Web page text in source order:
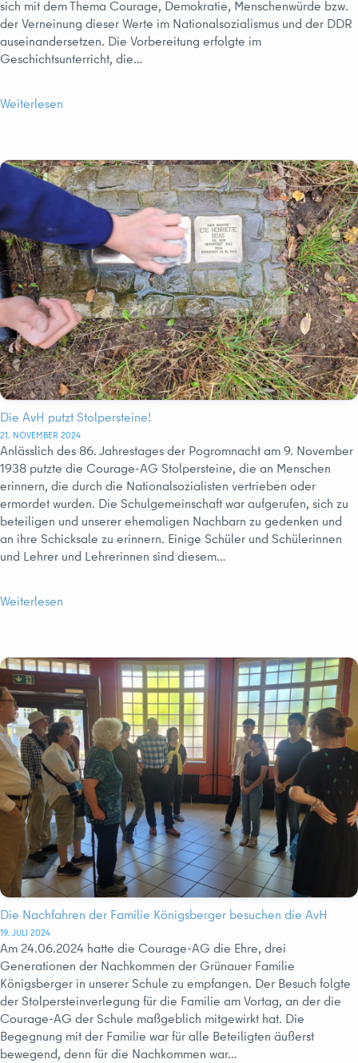
sich mit dem Thema Courage, Demokratie, Menschenwürde bzw.
der Verneinung dieser Werte im Nationalsozialismus und der DDR
auseinandersetzen. Die Vorbereitung erfolgte im
Geschichtsunterricht, die…
Weiterlesen
Die AvH putzt Stolpersteine!
21. NOVEMBER 2024
Anlässlich des 86. Jahrestages der Pogromnacht am 9. November
1938 putzte die Courage-AG Stolpersteine, die an Menschen
erinnern, die durch die Nationalsozialisten vertrieben oder
ermordet wurden. Die Schulgemeinschaft war aufgerufen, sich zu
beteiligen und unserer ehemaligen Nachbarn zu gedenken und
an ihre Schicksale zu erinnern. Einige Schüler und Schülerinnen
und Lehrer und Lehrerinnen sind diesem…
Weiterlesen
Die Nachfahren der Familie Königsberger besuchen die AvH
19. JULI 2024
Am 24.06.2024 hatte die Courage-AG die Ehre, drei
Generationen der Nachkommen der Grünauer Familie
Königsberger in unserer Schule zu empfangen. Der Besuch folgte
der Stolpersteinverlegung für die Familie am Vortag, an der die
Courage-AG der Schule maßgeblich mitgewirkt hat. Die
Begegnung mit der Familie war für alle Beteiligten äußerst
bewegend, denn für die Nachkommen war…